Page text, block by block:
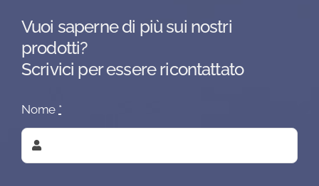
Vuoi saperne di più sui nostri
prodotti?
Scrivici per essere ricontattato
Nome *